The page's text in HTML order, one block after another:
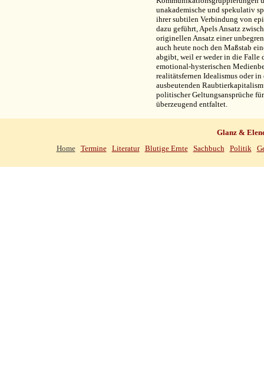
unakademische und spekulativ
ihrer subtilen Verbindung von
dazu geführt, Apels Ansatz
originellen Ansatz einer
auch heute noch den Maßstab
abgibt, weil er weder in die Falle
emotional-hysterischen
realitätsfernen Idealismus oder
ausbeutenden
politischer Geltungsansprüche
überzeugend entfaltet.
Glanz &
Home
Termine Literatur Blutige Ernte Sachbuch Politik